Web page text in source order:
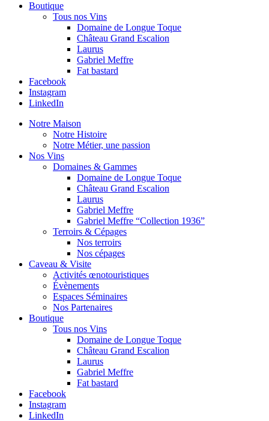
Boutique
Tous nos Vins
Domaine de Longue Toque
Château Grand Escalion
Laurus
Gabriel Meffre
Fat bastard
Facebook
Instagram
LinkedIn
Notre Maison
Notre Histoire
Notre Métier, une passion
Nos Vins
Domaines & Gammes
Domaine de Longue Toque
Château Grand Escalion
Laurus
Gabriel Meffre
Gabriel Meffre “Collection 1936”
Terroirs & Cépages
Nos terroirs
Nos cépages
Caveau & Visite
Activités œnotouristiques
Évènements
Espaces Séminaires
Nos Partenaires
Boutique
Tous nos Vins
Domaine de Longue Toque
Château Grand Escalion
Laurus
Gabriel Meffre
Fat bastard
Facebook
Instagram
LinkedIn